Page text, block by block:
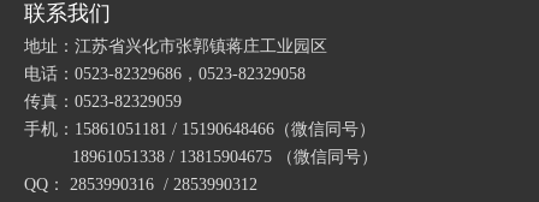
包塑金属软管的运动方程
包塑金属软管的周期性
包塑金属软管的振动机理
包塑金属软管的振动源
联系我们
地址：江苏省兴化市张郭镇蒋庄工业园区
电话：0523-82329686，0523-82329058
传真：0523-82329059
手机：15861051181 / 15190648466 （微信同号）
18961051338 / 13815904675
（微信同号）
QQ： 2853990316 / 2853990312